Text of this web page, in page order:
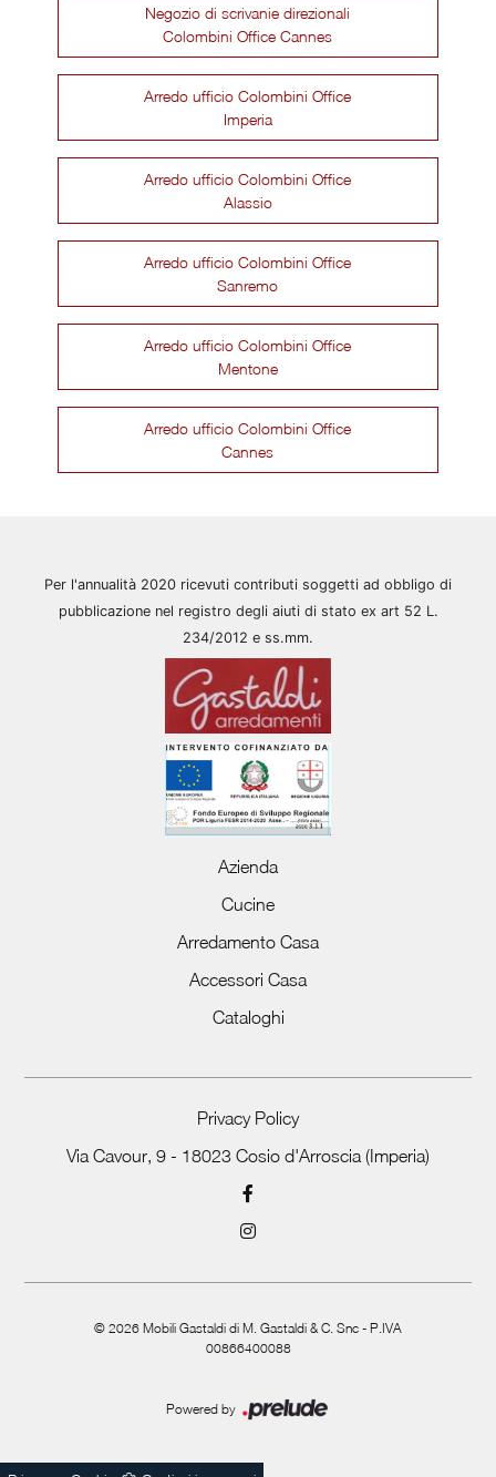
Negozio di scrivanie direzionali
Colombini Office Cannes
Arredo ufficio Colombini Office
Imperia
Arredo ufficio Colombini Office
Alassio
Arredo ufficio Colombini Office
Sanremo
Arredo ufficio Colombini Office
Mentone
Arredo ufficio Colombini Office
Cannes
Per l'annualità 2020 ricevuti contributi soggetti ad obbligo di
pubblicazione nel registro degli aiuti di stato ex art 52 L.
234/2012 e ss.mm.
Azienda
Cucine
Arredamento Casa
Accessori Casa
Cataloghi
Privacy Policy
Via Cavour, 9 - 18023 Cosio d'Arroscia (Imperia)
© 2026 Mobili Gastaldi di M. Gastaldi & C. Snc - P.IVA
00866400088
Powered by